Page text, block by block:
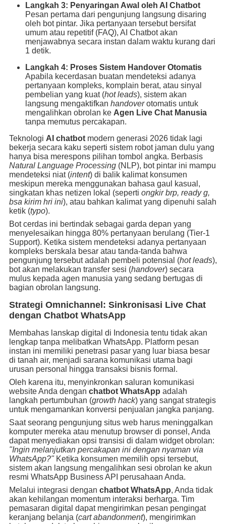
Langkah 3: Penyaringan Awal oleh AI Chatbot
Pesan pertama dari pengunjung langsung disaring
oleh bot pintar. Jika pertanyaan tersebut bersifat
umum atau repetitif (FAQ), AI Chatbot akan
menjawabnya secara instan dalam waktu kurang dari
1 detik.
Langkah 4: Proses Sistem Handover Otomatis
Apabila kecerdasan buatan mendeteksi adanya
pertanyaan kompleks, komplain berat, atau sinyal
pembelian yang kuat (hot leads), sistem akan
langsung mengaktifkan handoverotomatis untuk
mengalihkan obrolan ke Agen Live Chat Manusia
tanpa memutus percakapan.
Teknologi AI chatbotmodern generasi 2026 tidak lagi
bekerja secara kaku seperti sistem robot jaman dulu yang
hanya bisa merespons pilihan tombol angka. Berbasis
Natural Language Processing(NLP), bot pintar ini mampu
mendeteksi niat (intent) di balik kalimat konsumen
meskipun mereka menggunakan bahasa gaul kasual,
singkatan khas netizen lokal (seperti ongkir brp, ready g,
bsa kirim hri ini), atau bahkan kalimat yang dipenuhi salah
ketik (typo).
Bot cerdas ini bertindak sebagai garda depan yang
menyelesaikan hingga 80% pertanyaan berulang (Tier-1
Support). Ketika sistem mendeteksi adanya pertanyaan
kompleks berskala besar atau tanda-tanda bahwa
pengunjung tersebut adalah pembeli potensial (hot leads),
bot akan melakukan transfer sesi (handover) secara
mulus kepada agen manusia yang sedang bertugas di
bagian obrolan langsung.
Strategi Omnichannel: Sinkronisasi Live Chat
dengan Chatbot WhatsApp
Membahas lanskap digital di Indonesia tentu tidak akan
lengkap tanpa melibatkan WhatsApp. Platform pesan
instan ini memiliki penetrasi pasar yang luar biasa besar
di tanah air, menjadi sarana komunikasi utama bagi
urusan personal hingga transaksi bisnis formal.
Oleh karena itu, menyinkronkan saluran komunikasi
website Anda dengan chatbot WhatsApp adalah
langkah pertumbuhan (growth hack) yang sangat strategis
untuk mengamankan konversi penjualan jangka panjang.
Saat seorang pengunjung situs web harus meninggalkan
komputer mereka atau menutup browser di ponsel, Anda
dapat menyediakan opsi transisi di dalam widget obrolan:
"Ingin melanjutkan percakapan ini dengan nyaman via
WhatsApp?"Ketika konsumen memilih opsi tersebut,
sistem akan langsung mengalihkan sesi obrolan ke akun
resmi WhatsApp Business API perusahaan Anda.
Melalui integrasi dengan chatbot WhatsApp, Anda tidak
akan kehilangan momentum interaksi berharga. Tim
pemasaran digital dapat mengirimkan pesan pengingat
keranjang belanja (cart abandonment), mengirimkan